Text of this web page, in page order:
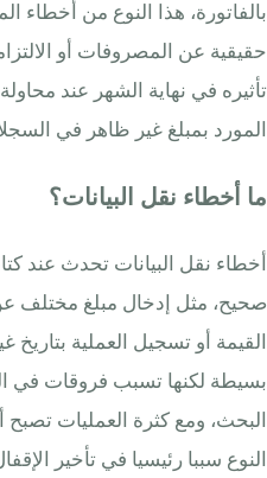
بالفاتورة، هذا النوع من أخطاء
حقيقية عن المصروفات أو
تأثيره في نهاية الشهر عند
المورد بمبلغ غير ظاهر في
ما أخطاء نقل البيانات؟
أخطاء نقل البيانات تحدث عند
صحيح، مثل إدخال مبلغ مختلف
القيمة أو تسجيل العملية
بسيطة لكنها تسبب فروقات في
البحث، ومع كثرة العمليات تصبح
النوع سببا رئيسيا في تأخير